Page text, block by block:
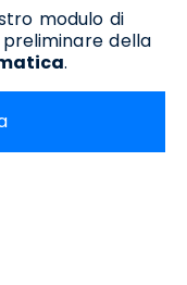
modulo di
della
.